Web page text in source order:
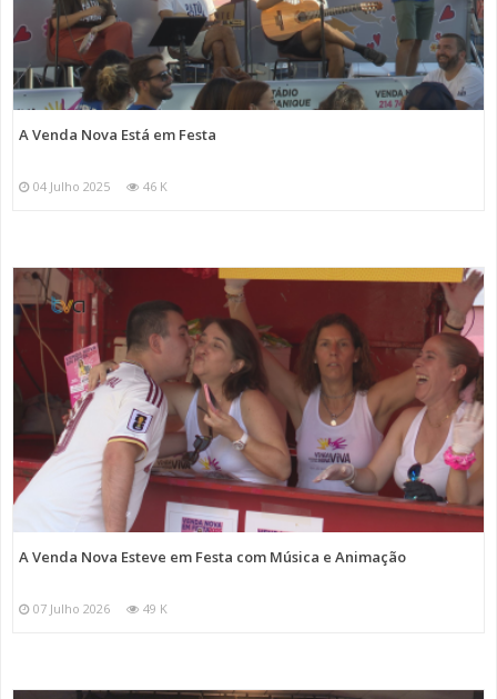
A Venda Nova Está em Festa
04 Julho 2025 46 K
A Venda Nova Esteve em Festa com Música e Animação
07 Julho 2026 49 K